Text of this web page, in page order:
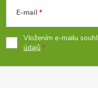
p
a
E-mail
Vložením e-mailu
údajů